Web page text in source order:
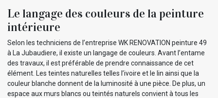
Le langage des couleurs de la peinture
intérieure
Selon les techniciens de l’entreprise WK RENOVATION peinture 49
à La Jubaudiere, il existe un langage de couleurs. Avant l’entame
des travaux, il est préférable de prendre connaissance de cet
élément. Les teintes naturelles telles l’ivoire et le lin ainsi que la
couleur blanche donnent de la luminosité à une pièce. De plus, un
espace aux murs blancs ou teintés naturels convient à tous les